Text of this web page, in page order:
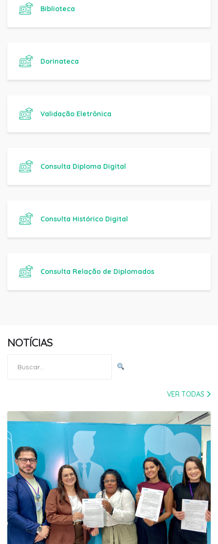
Biblioteca
Dorinateca
Validação Eletrônica
Consulta Diploma Digital
Consulta Histórico Digital
Consulta Relação de Diplomados
NOTÍCIAS
por:
VER TODAS